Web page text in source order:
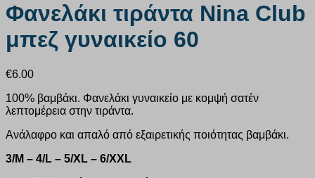
Φανελάκι τιράντα Nina Club
μπεζ γυναικείο 60
€6.00
100% βαμβάκι. Φανελάκι γυναικείο με κομψή σατέν
λεπτομέρεια στην τιράντα.
Ανάλαφρο και απαλό από εξαιρετικής ποιότητας βαμβάκι.
3/M – 4/L – 5/XL – 6/XXL